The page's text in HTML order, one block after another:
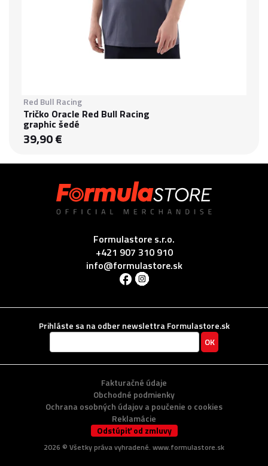
Red Bull Racing
Tričko Oracle Red Bull Racing
graphic šedé
39,90 €
Formulastore s.r.o.
+421 907 310 910
info@formulastore.sk
Prihláste sa na odber newslettra Formulastore.sk
Fakturačné údaje
Obchodné podmienky
Ochrana osobných údajov a poučenie o cookies
Reklamácie
Odstúpiť od zmluvy
2026 © Všetky práva vyhradené. www.formulastore.sk